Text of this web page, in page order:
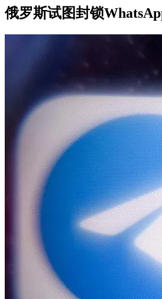
俄罗斯试图封锁